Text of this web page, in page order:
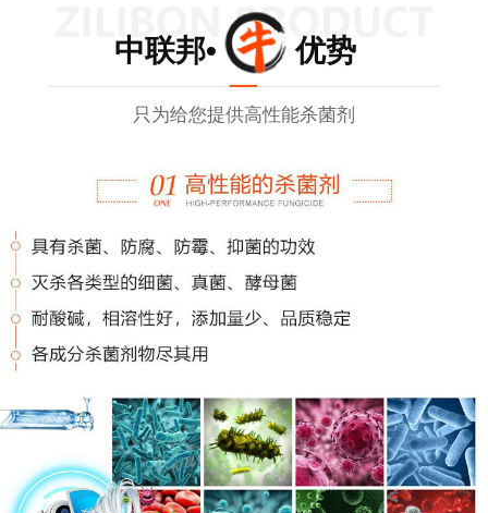
中联邦• 优势
只为给您提供高性能杀菌剂